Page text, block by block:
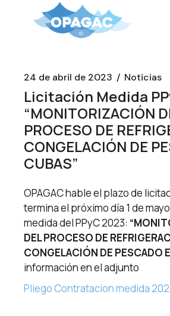
contenido
24 de abril de 2023 Noticias
Licitación Medida
“MONITORIZACIÓN
PROCESO DE
CONGELACIÓN DE
CUBAS”
OPAGAC hable el plazo de
termina el próximo día 1 de
medida del PPyC 2023:
DEL PROCESO DE
CONGELACIÓN DE PESCADO
información en el adjunto
Pliego Contratacion medida